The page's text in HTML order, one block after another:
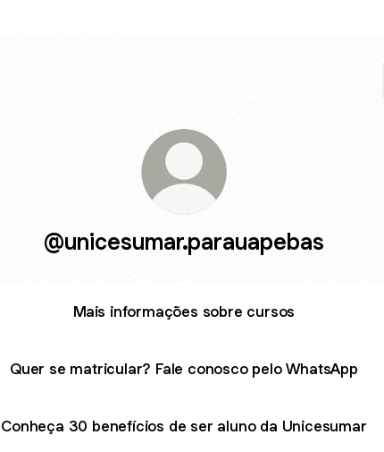
@unicesumar.parauapebas
Mais informações sobre cursos
Quer se matricular? Fale conosco pelo WhatsApp
Conheça 30 benefícios de ser aluno da Unicesumar